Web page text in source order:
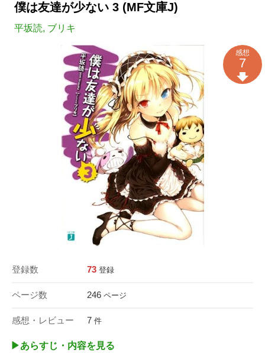
僕は友達が少ない 3 (MF文庫J)
平坂読, ブリキ
登録数 73 登録
ページ数 246 ページ
感想・レビュー 7 件
感想
7
▶︎あらすじ・内容を見る